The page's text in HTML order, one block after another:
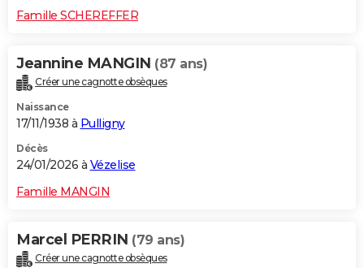
Famille SCHEREFFER
Jeannine MANGIN (87 ans)
Créer une cagnotte obsèques
Naissance
17/11/1938 à Pulligny
Décès
24/01/2026 à Vézelise
Famille MANGIN
Marcel PERRIN (79 ans)
Créer une cagnotte obsèques